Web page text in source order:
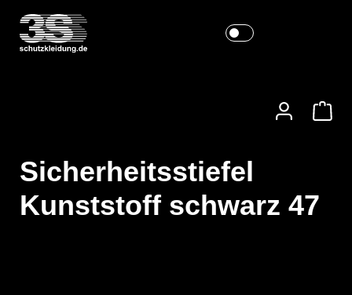
Sicherheitsstiefel
Kunststoff schwarz 47